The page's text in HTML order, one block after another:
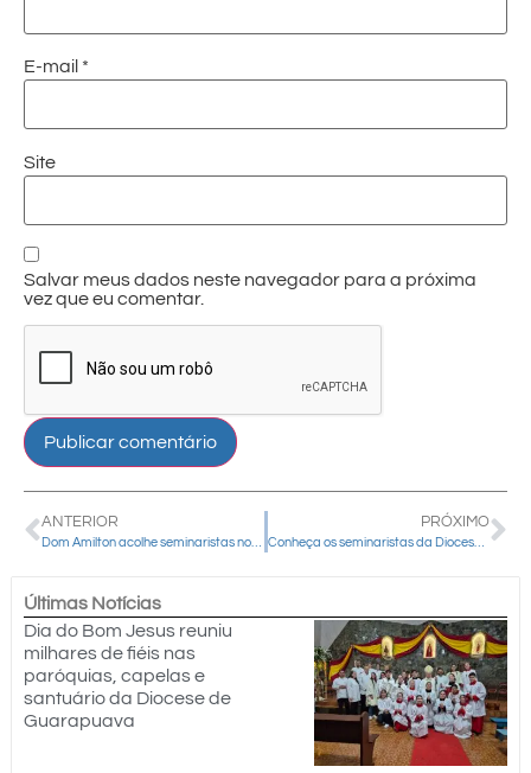
E-mail *
Site
Salvar meus dados neste navegador para a próxima
vez que eu comentar.
ANTERIOR PRÓXIMO
Conheça os seminaristas da Diocese de Guarapuava
Últimas Notícias
Dia do Bom Jesus reuniu
milhares de fiéis nas
paróquias, capelas e
santuário da Diocese de
Guarapuava